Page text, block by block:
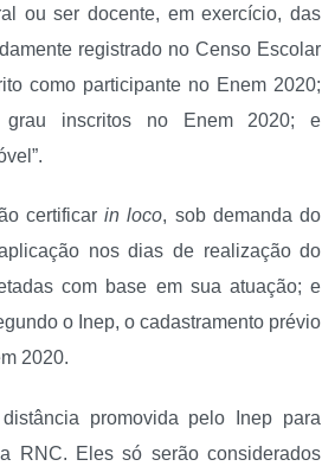
ou ser docente, em exercício, das
registrado no Censo Escolar
como participante no Enem 2020;
inscritos no Enem 2020; e
certificar in loco, sob demanda do
nos dias de realização do
com base em sua atuação; e
o Inep, o cadastramento prévio
2020.
promovida pelo Inep para
RNC. Eles só serão considerados